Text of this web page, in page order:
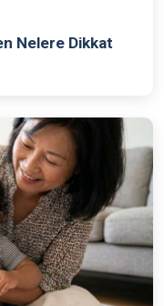
Nelere Dikkat